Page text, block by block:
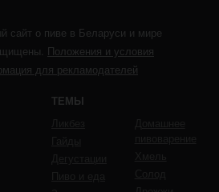
сайт о пиве в Беларуси и мире
Положения и условия
для рекламодателей
ТЕМЫ